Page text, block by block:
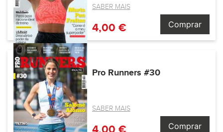
SABER MAIS
4,00 € Comprar
Pro Runners #30
SABER MAIS
Comprar